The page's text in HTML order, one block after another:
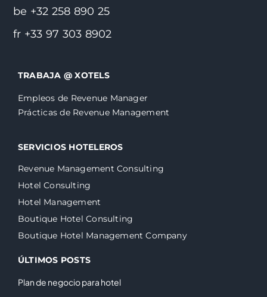
be +32 258 890 25
fr +33 97 303 8902
TRABAJA @ XOTELS
Empleos de Revenue Manager
Prácticas de Revenue Management
SERVICIOS HOTELEROS
Revenue Management Consulting
Hotel Consulting
Hotel Management
Boutique Hotel Consulting
Boutique Hotel Management Company
ÚLTIMOS POSTS
Plan de negocio para hotel